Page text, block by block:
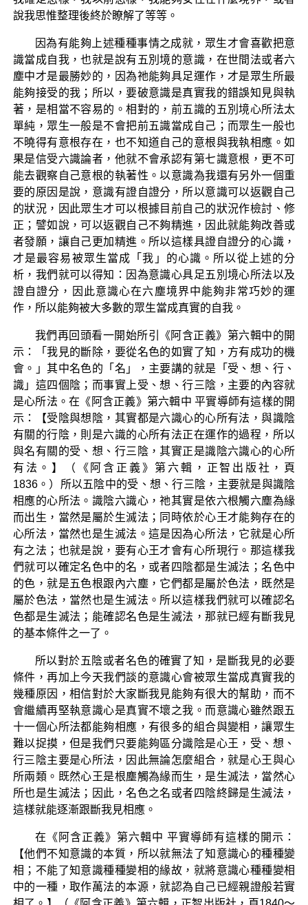
說我思惟整理後終於瞭解了等等。
因為有能夠上述種種事情之成就，眾生才會喜歡把意
識當成自我，也就是說有五別境的意識，在世間法或者六
塵中才是最勝妙的，因為祂能夠具足運作，才是眾生所最
能夠接受的我；所以，要破意識是真實我的錯誤知見與執
著，是相當不容易的。相對的，前五識的五別境心所法太
單純，眾生一般是不會把前五識當成自己；而眾生一般也
不曉得有意根存在，也不知道自己的意根與我執相應。如
果是信受六識論者，他就不會承認有第七識意根，更不可
能去觀察自己意根的執著性。以意識為我還有另外一個重
要的原因是說，意識有證自證分，所以意識可以返觀自己
的狀況，因此眾生才可以根據目前自己的狀況作檢討、修
正；譬如說，可以返觀自己不夠精進，因此就能夠改善或
者發願，讓自己更加精進。所以這樣具證自證分的心識，
才是最容易被眾生當成「我」的心識。所以從上述的分
析，我們就可以得知：因為意識心具足五別境心所法以及
證自證分，因此意識心在六塵境界中能夠非常巧妙的運
作，所以能夠被大多數的眾生當成真實的自我。
我們再回頭看一開始所引《阿含正義》第六輯中的開
示：「我見的斷除，要從名色的如實了知，方有成功的機
會。」其中名色的「名」，主要講的就是「受、想、行、
識」這四個陰；而事實上受、想、行三陰，主要的內容就
是心所法。在《阿含正義》第六輯中 平實導師有這樣的開
示：【受陰與想陰，其實都是六識心的心所有法，與識陰
有關的行陰，則是六識的心所有法正在運作的過程，所以
與名有關的受、想、行三陰，其實正是識陰六識心的心所
有法。】（《阿含正義》第六輯，正智出版社，頁
1836。）所以五陰中的受、想、行三陰，主要就是與識陰
相應的心所法。識陰六識心，祂其實是依六根觸六塵為緣
而出生，當然是屬於生滅法；同時依於心王才能夠存在的
心所法，當然也是生滅法。這是因為心所法，它就是心所
有之法；也就是說，要有心王才會有心所現行。那這樣我
們就可以確定名色中的名，或者四陰都是生滅法；名色中
的色，就是五色根跟內六塵，它們都是屬於色法，既然是
屬於色法，當然也是生滅法。所以這樣我們就可以確認名
色都是生滅法；能確認名色是生滅法，那就已經有斷我見
的基本條件之一了。
所以對於五陰或者名色的確實了知，是斷我見的必要
條件，再加上今天我們談的意識心會被眾生當成真實我的
幾種原因，相信對於大家斷我見能夠有很大的幫助，而不
會繼續再堅執意識心是真實不壞之我。而意識心雖然跟五
十一個心所法都能夠相應，有很多的組合與變相，讓眾生
難以捉摸，但是我們只要能夠區分識陰是心王，受、想、
行三陰主要是心所法，因此無論怎麼組合，就是心王與心
所兩類。既然心王是根塵觸為緣而生，是生滅法，當然心
所也是生滅法；因此，名色之名或者四陰終歸是生滅法，
這樣就能逐漸跟斷我見相應。
在《阿含正義》第六輯中 平實導師有這樣的開示：
【他們不知意識的本質，所以就無法了知意識心的種種變
相；不能了知意識種種變相的緣故，就將意識心種種變相
中的一種，取作萬法的本源，就認為自己已經親證般若實